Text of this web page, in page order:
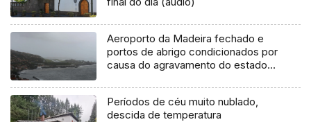
Aeroporto da Madeira fechado e
portos de abrigo condicionados por
causa do agravamento do estado
Períodos de céu muito nublado,
descida de temperatura